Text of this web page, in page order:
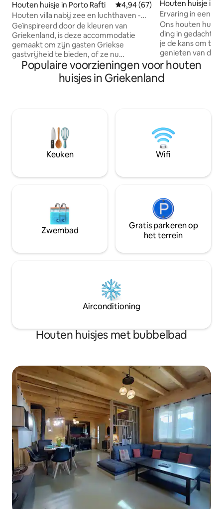
Houten huisje in Porto Rafti Gemiddelde beoordeling van
4,94 (67)
Houten villa nabij zee en luchthaven -
Gratis ophalen
Geïnspireerd door de kleuren van
Griekenland, is deze accommodatie
gemaakt om zijn gasten Griekse
gastvrijheid te bieden, of ze nu
verblijven voor een tussenstop tussen
vluchten of voor vakantie. Gelegen in
Porto Rafti, een van de beste
staat bekend om haar ontspannen sfeer,
de bars en restaurants met een perfect
uitzicht op zee en haar stranden met
kristalhelder water. Welkom in het
Houten huisje in
Ervaring in een
Ons houten huis
ding in
je de kans om te
genieten van de natuur. Het
een volledig
grote koelkast,
bureau. De
heeft een
zitplaatsen, een
EV-oplader
Populaire voorzieningen voor houten
huisjes in Griekenland
Keuken Wifi
Zwembad
Gratis parkeren op
het terrein
Airconditioning
Houten huisjes met bubbelbad